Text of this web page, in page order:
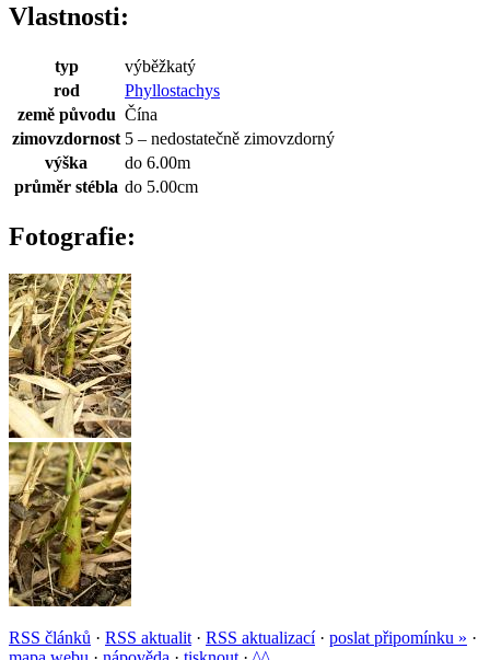
Vlastnosti:
typ
výběžkatý
rod
Phyllostachys
země původu Čína
zimovzdornost 5 – nedostatečně zimovzdorný
výška
do 6.00m
průměr stébla do 5.00cm
Fotografie:
RSS článků · RSS aktualit · RSS aktualizací· poslat připomínku » ·